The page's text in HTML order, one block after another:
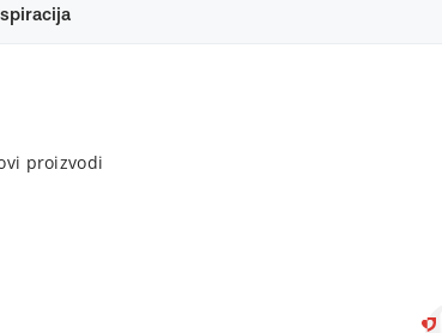
proizvodi